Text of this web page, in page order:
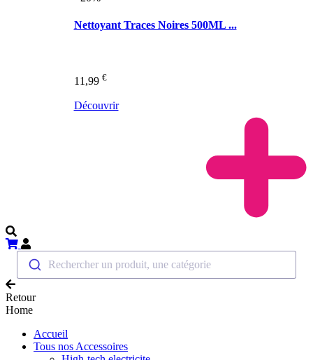
Nettoyant Traces Noires 500ML ...
11,99 €
Découvrir
Rechercher un produit, une catégorie
Retour
Home
Accueil
Tous nos Accessoires